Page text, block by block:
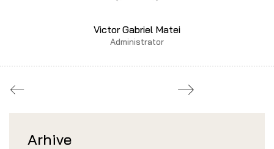
Victor Gabriel Matei
Administrator
Arhive